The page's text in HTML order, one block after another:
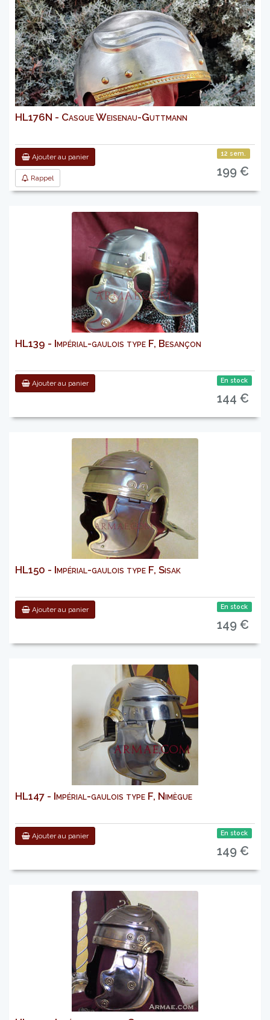
HL176N - Casque Weisenau-Guttmann
Ajouter au panier
Rappel
12 sem.
199 €
HL139 - Impérial-gaulois type F, Besançon
Ajouter au panier En stock
144 €
HL150 - Impérial-gaulois type F, Sisak
Ajouter au panier En stock
149 €
HL147 - Impérial-gaulois type F, Nimègue
Ajouter au panier En stock
149 €